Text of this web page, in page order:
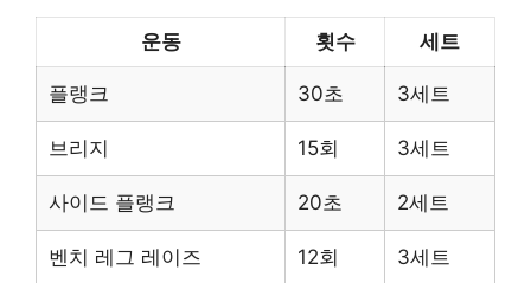
운동 횟수 세트
플랭크 30초 3세트
브리지 15회 3세트
사이드 플랭크 20초 2세트
벤치 레그 레이즈 12회 3세트